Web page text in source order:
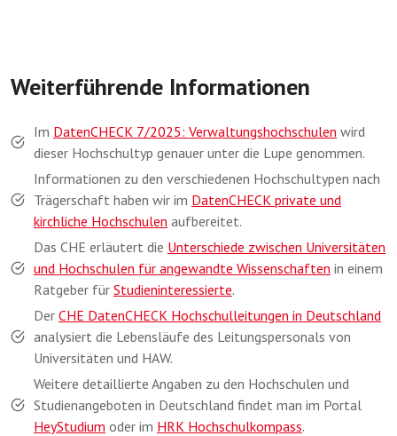
Weiterführende Informationen
Im DatenCHECK 7/2025: Verwaltungshochschulen wird
dieser Hochschultyp genauer unter die Lupe genommen.
Informationen zu den verschiedenen Hochschultypen nach
Trägerschaft haben wir im DatenCHECK private und
kirchliche Hochschulen aufbereitet.
Das CHE erläutert die Unterschiede zwischen Universitäten
und Hochschulen für angewandte Wissenschaften in einem
Ratgeber für Studieninteressierte.
Der CHE DatenCHECK Hochschulleitungen in Deutschland
analysiert die Lebensläufe des Leitungspersonals von
Universitäten und HAW.
Weitere detaillierte Angaben zu den Hochschulen und
Studienangeboten in Deutschland findet man im Portal
HeyStudium oder im HRK Hochschulkompass.